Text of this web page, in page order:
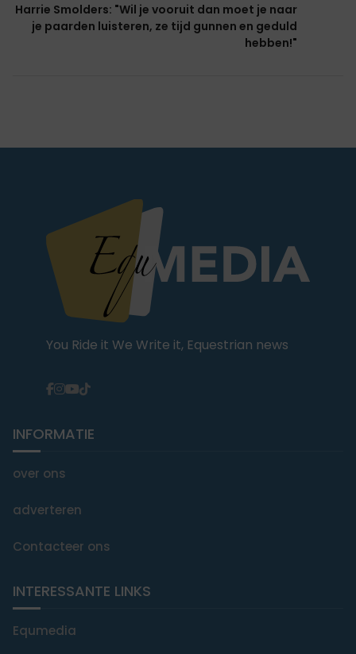
Harrie Smolders: "Wil je vooruit dan moet je naar
je paarden luisteren, ze tijd gunnen en geduld
hebben!"
You Ride it We Write it, Equestrian news
INFORMATIE
over ons
adverteren
Contacteer ons
INTERESSANTE LINKS
Equmedia